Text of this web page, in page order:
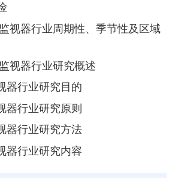
视器行业周期性、季节性及区域
视器行业研究概述
器行业研究目的
器行业研究原则
器行业研究方法
器行业研究内容